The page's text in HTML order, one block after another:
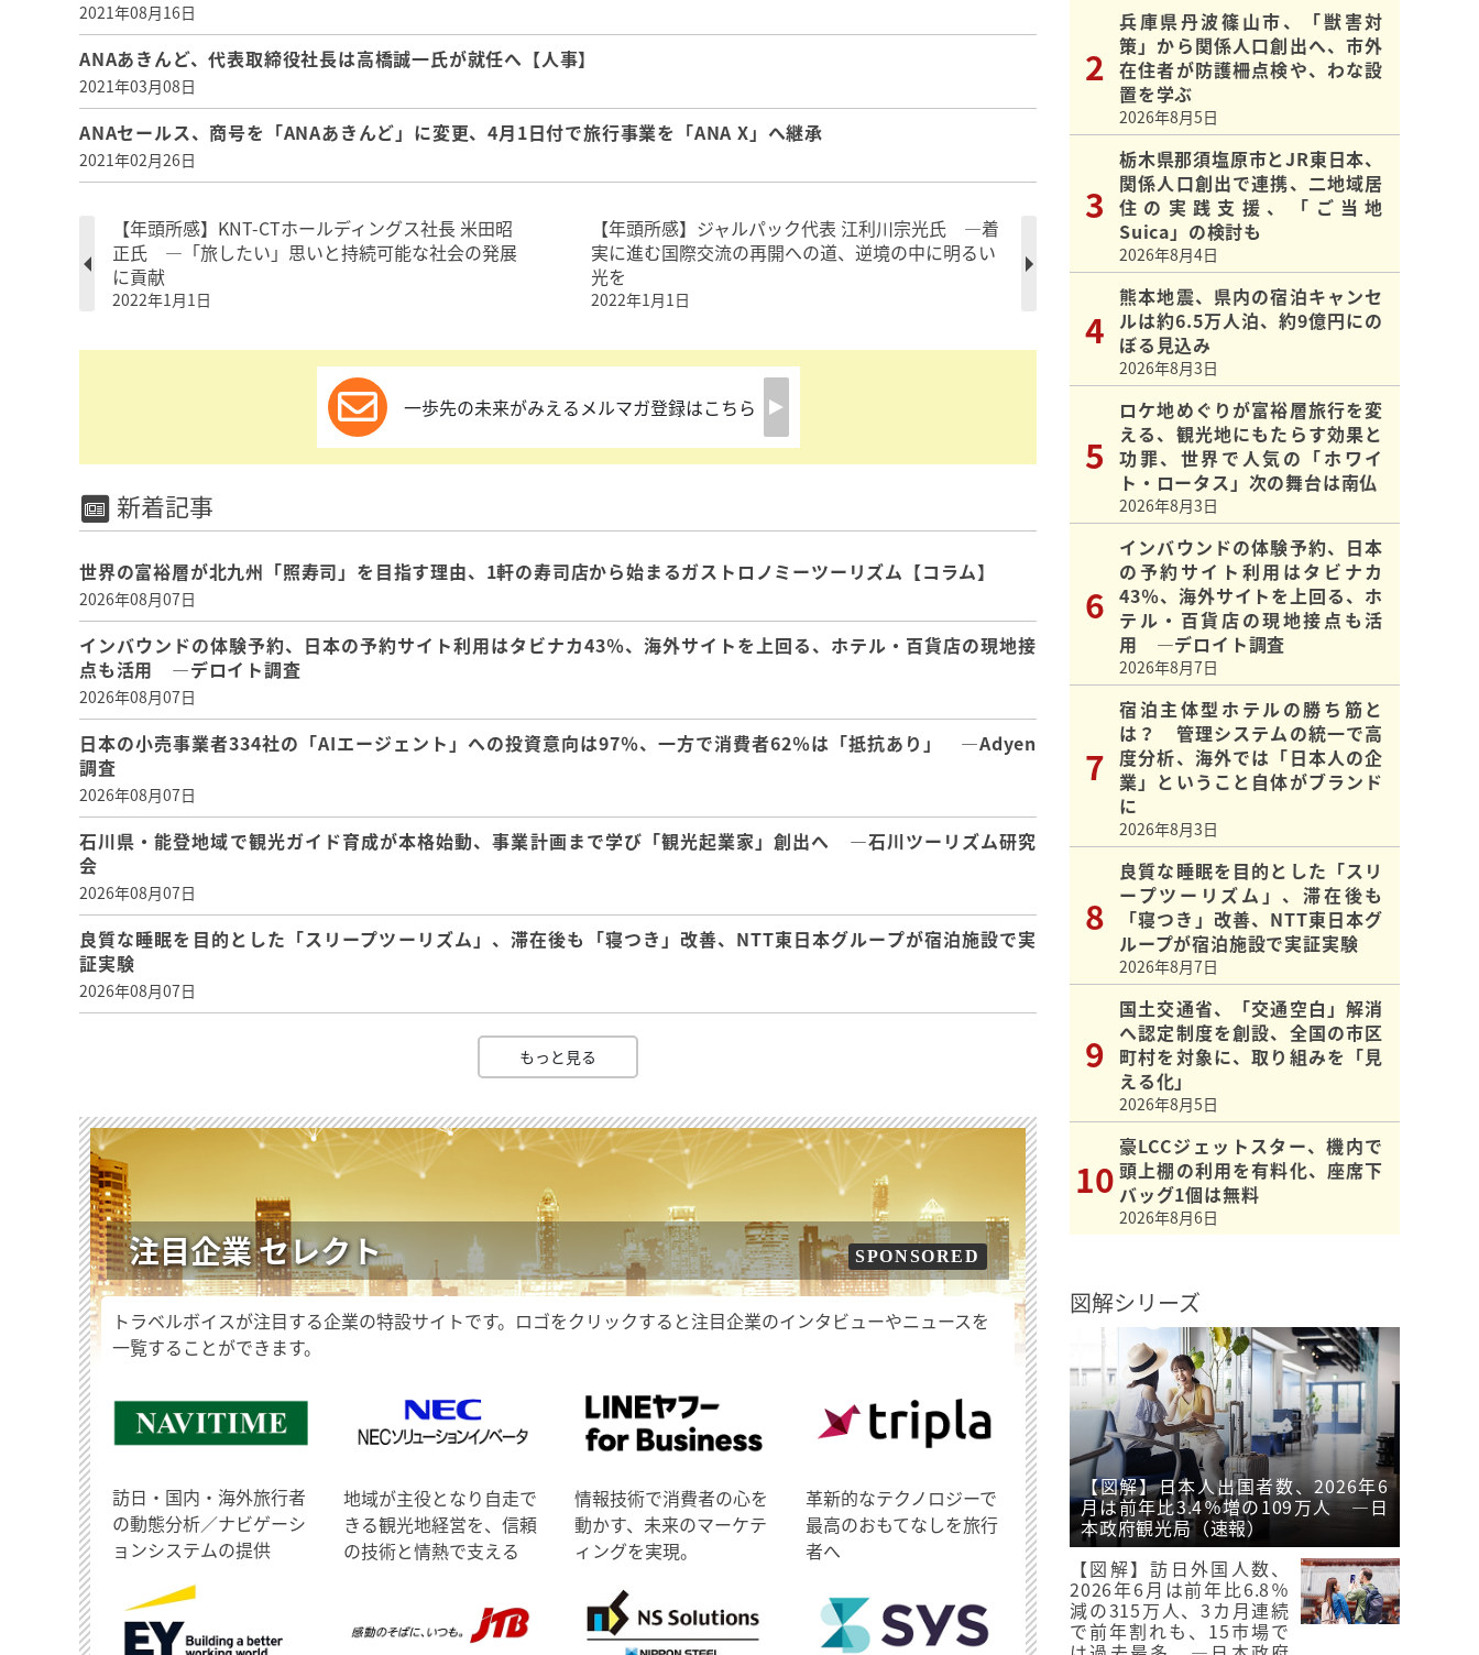
2021年08月16日
ANAあきんど、代表取締役社長は高橋誠一氏が就任へ【人事】
2021年03月08日
ANAセールス、商号を「ANAあきんど」に変更、4月1日付で旅行事業を「ANA X」へ継承
2021年02月26日
【年頭所感】KNT-CTホールディングス社長 米田昭
正氏 ―「旅したい」思いと持続可能な社会の発展
に貢献
2022年1月1日
【年頭所感】ジャルパック代表 江利川宗光氏 ―着
実に進む国際交流の再開への道、逆境の中に明るい
光を
2022年1月1日
一歩先の未来がみえるメルマガ登録はこちら
新着記事
世界の富裕層が北九州「照寿司」を目指す理由、1軒の寿司店から始まるガストロノミーツーリズム【コラム】
2026年08月07日
インバウンドの体験予約、日本の予約サイト利用はタビナカ43％、海外サイトを上回る、ホテル・百貨店の現地接
点も活用 ―デロイト調査
2026年08月07日
日本の小売事業者334社の「AIエージェント」への投資意向は97％、一方で消費者62％は「抵抗あり」 ―Adyen
調査
2026年08月07日
石川県・能登地域で観光ガイド育成が本格始動、事業計画まで学び「観光起業家」創出へ ―石川ツーリズム研究
会
2026年08月07日
良質な睡眠を目的とした「スリープツーリズム」、滞在後も「寝つき」改善、NTT東日本グループが宿泊施設で実
証実験
2026年08月07日
もっと見る
注目企業 セレクト SPONSORED
トラベルボイスが注目する企業の特設サイトです。ロゴをクリックすると注目企業のインタビューやニュースを
一覧することができます。
訪日・国内・海外旅行者
の動態分析／ナビゲーシ
ョンシステムの提供
地域が主役となり自走で
きる観光地経営を、信頼
の技術と情熱で支える
情報技術で消費者の心を
動かす、未来のマーケテ
ィングを実現。
革新的なテクノロジーで
最高のおもてなしを旅行
者へ
兵庫県丹波篠山市、「獣害対
策」から関係人口創出へ、市外
在住者が防護柵点検や、わな設
置を学ぶ
2026年8月5日
栃木県那須塩原市とJR東日本、
関係人口創出で連携、二地域居
住の実践支援、「ご当地
Suica」の検討も
2026年8月4日
熊本地震、県内の宿泊キャンセ
ルは約6.5万人泊、約9億円にの
ぼる見込み
2026年8月3日
ロケ地めぐりが富裕層旅行を変
える、観光地にもたらす効果と
功罪、世界で人気の「ホワイ
ト・ロータス」次の舞台は南仏
2026年8月3日
インバウンドの体験予約、日本
の予約サイト利用はタビナカ
43％、海外サイトを上回る、ホ
テル・百貨店の現地接点も活
用 ―デロイト調査
2026年8月7日
宿泊主体型ホテルの勝ち筋と
は？ 管理システムの統一で高
度分析、海外では「日本人の企
業」ということ自体がブランド
に
2026年8月3日
良質な睡眠を目的とした「スリ
ープツーリズム」、滞在後も
「寝つき」改善、NTT東日本グ
ループが宿泊施設で実証実験
2026年8月7日
国土交通省、「交通空白」解消
へ認定制度を創設、全国の市区
町村を対象に、取り組みを「見
える化」
2026年8月5日
豪LCCジェットスター、機内で
頭上棚の利用を有料化、座席下
バッグ1個は無料
2026年8月6日
図解シリーズ
【図解】日本人出国者数、2026年6
月は前年比3.4％増の109万人 ―日
本政府観光局（速報）
【図解】訪日外国人数、
2026年6月は前年比6.8％
減の315万人、3カ月連続
で前年割れも、15市場で